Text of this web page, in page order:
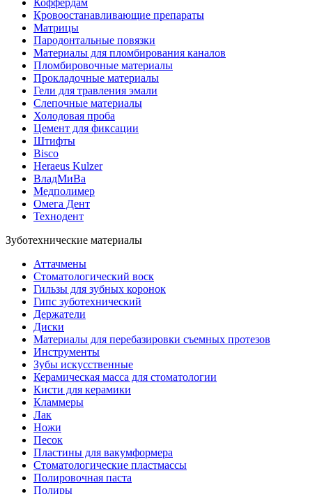
Коффердам
Кровоостанавливающие препараты
Матрицы
Пародонтальные повязки
Материалы для пломбирования каналов
Пломбировочные материалы
Прокладочные материалы
Гели для травления эмали
Слепочные материалы
Холодовая проба
Цемент для фиксации
Штифты
Bisco
Heraeus Kulzer
ВладМиВа
Медполимер
Омега Дент
Технодент
Зуботехнические материалы
Аттачмены
Стоматологический воск
Гильзы для зубных коронок
Гипс зуботехнический
Держатели
Диски
Материалы для перебазировки съемных протезов
Инструменты
Зубы искусственные
Керамическая масса для стоматологии
Кисти для керамики
Кламмеры
Лак
Ножи
Песок
Пластины для вакумформера
Стоматологические пластмассы
Полировочная паста
Полиры